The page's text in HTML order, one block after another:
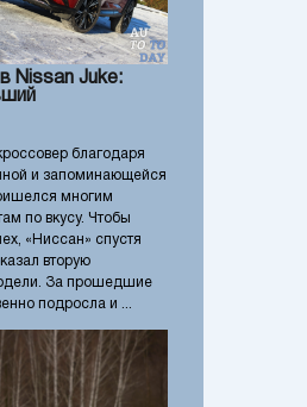
Nissan Juke:
благодаря
и запоминающейся
многим
по вкусу. Чтобы
«Ниссан» спустя
вторую
За прошедшие
подросла и ...